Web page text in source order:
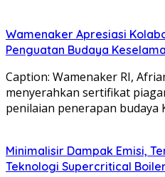
Wamenaker Apresiasi
Penguatan Budaya
Caption: Wamenaker RI,
menyerahkan sertifikat
penilaian penerapan budaya
Minimalisir Dampak Emisi,
Teknologi Supercritical